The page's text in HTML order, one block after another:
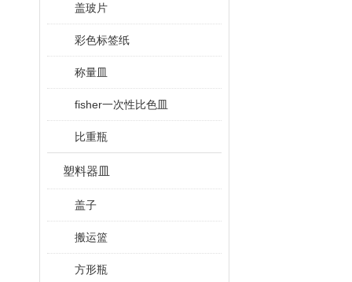
盖玻片
彩色标签纸
称量皿
fisher一次性比色皿
比重瓶
塑料器皿
盖子
搬运篮
方形瓶